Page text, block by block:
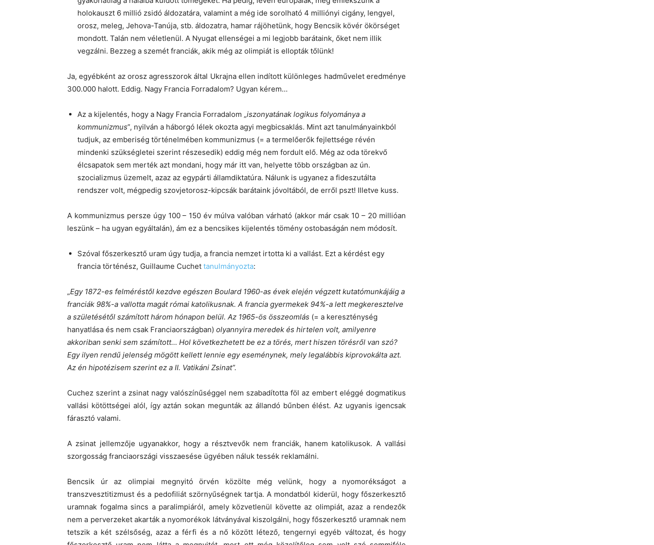
holokauszt 6 millió zsidó áldozatára, valamint a még ide sorolható 4 milliónyi cigány, lengyel,
orosz, meleg, Jehova-Tanúja, stb. áldozatra, hamar rájöhetünk, hogy Bencsik kövér ökörséget
mondott. Talán nem véletlenül. A Nyugat ellenségei a mi legjobb barátaink, őket nem illik
vegzálni. Bezzeg a szemét franciák, akik még az olimpiát is ellopták tőlünk!
Ja, egyébként az orosz agresszorok által Ukrajna ellen indított különleges hadművelet eredménye
300.000 halott. Eddig. Nagy Francia Forradalom? Ugyan kérem…
Az a kijelentés, hogy a Nagy Francia Forradalom „iszonyatának logikus folyománya a
kommunizmus”, nyilván a háborgó lélek okozta agyi megbicsaklás. Mint azt tanulmányainkból
tudjuk, az emberiség történelmében kommunizmus (= a termelőerők fejlettsége révén
mindenki szükségletei szerint részesedik) eddig még nem fordult elő. Még az oda törekvő
élcsapatok sem merték azt mondani, hogy már itt van, helyette több országban az ún.
szocializmus üzemelt, azaz az egypárti államdiktatúra. Nálunk is ugyanez a fideszutálta
rendszer volt, mégpedig szovjetorosz-kipcsák barátaink jóvoltából, de erről pszt! Illetve kuss.
A kommunizmus persze úgy 100 – 150 év múlva valóban várható (akkor már csak 10 – 20 millióan
leszünk – ha ugyan egyáltalán), ám ez a bencsikes kijelentés tömény ostobaságán nem módosít.
Szóval főszerkesztő uram úgy tudja, a francia nemzet irtotta ki a vallást. Ezt a kérdést egy
francia történész, Guillaume Cuchet tanulmányozta:
„Egy 1872-es felméréstől kezdve egészen Boulard 1960-as évek elején végzett kutatómunkájáig a
franciák 98%-a vallotta magát római katolikusnak. A francia gyermekek 94%-a lett megkeresztelve
a születésétől számított három hónapon belül. Az 1965-ös összeomlás (= a kereszténység
hanyatlása és nem csak Franciaországban) olyannyira meredek és hirtelen volt, amilyenre
akkoriban senki sem számított… Hol következhetett be ez a törés, mert hiszen törésről van szó?
Egy ilyen rendű jelenség mögött kellett lennie egy eseménynek, mely legalábbis kiprovokálta azt.
Az én hipotézisem szerint ez a II. Vatikáni Zsinat”.
Cuchez szerint a zsinat nagy valószínűséggel nem szabadította föl az embert eléggé dogmatikus
vallási kötöttségei alól, így aztán sokan megunták az állandó bűnben élést. Az ugyanis igencsak
fárasztó valami.
A zsinat jellemzője ugyanakkor, hogy a résztvevők nem franciák, hanem katolikusok. A vallási
szorgosság franciaországi visszaesése ügyében náluk tessék reklamálni.
Bencsik úr az olimpiai megnyitó örvén közölte még velünk, hogy a nyomorékságot a
transzvesztitizmust és a pedofiliát szörnyűségnek tartja. A mondatból kiderül, hogy főszerkesztő
uramnak fogalma sincs a paralimpiáról, amely közvetlenül követte az olimpiát, azaz a rendezők
nem a perverzeket akarták a nyomorékok látványával kiszolgálni, hogy főszerkesztő uramnak nem
tetszik a két szélsőség, azaz a férfi és a nő között létező, tengernyi egyéb változat, és hogy